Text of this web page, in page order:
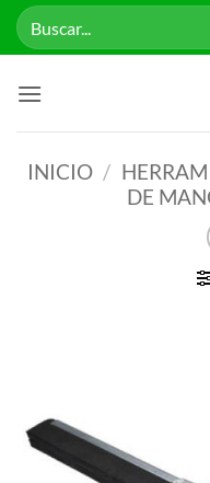
Saltar
Buscar
por:
INICIO /
DE